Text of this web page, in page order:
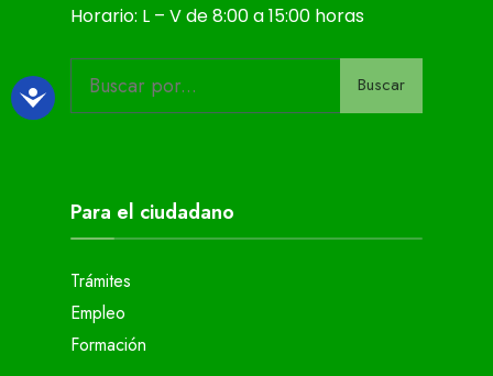
Horario: L – V de 8:00 a 15:00 horas
Buscar
Para el ciudadano
Trámites
Empleo
Formación